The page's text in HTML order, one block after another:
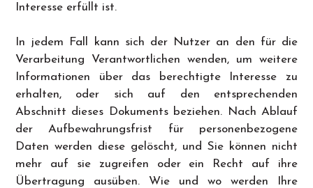
Interesse erfüllt ist.
In jedem Fall kann sich der Nutzer an den für die
Verarbeitung Verantwortlichen wenden, um weitere
Informationen über das berechtigte Interesse zu
erhalten, oder sich auf den entsprechenden
Abschnitt dieses Dokuments beziehen. Nach Ablauf
der Aufbewahrungsfrist für personenbezogene
Daten werden diese gelöscht, und Sie können nicht
mehr auf sie zugreifen oder ein Recht auf ihre
Übertragung ausüben. Wie und wo werden Ihre